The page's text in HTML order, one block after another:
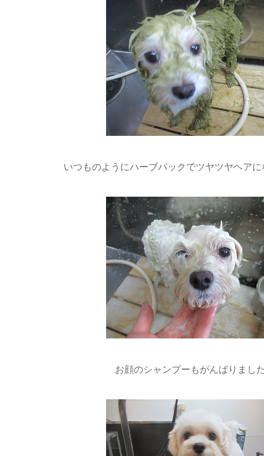
いつものようにハーブパックでツヤツヤヘア
お顔のシャンプーもがんばりまし